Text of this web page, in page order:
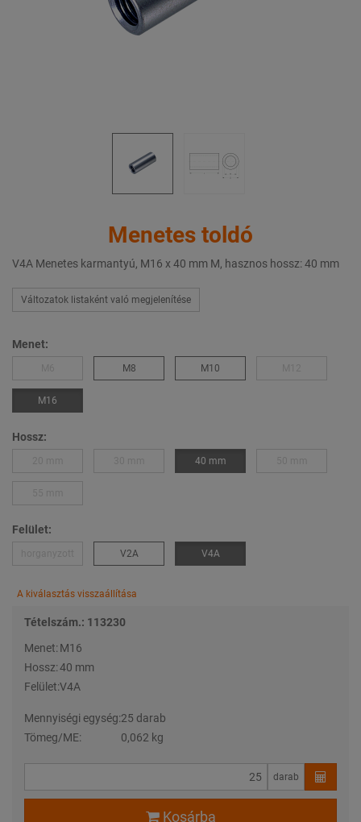
Menetes toldó
V4A Menetes karmantyú, M16 x 40 mm M, hasznos hossz: 40 mm
Változatok listaként való megjelenítése
Menet:
M8 M10
M16
Hossz:
40 mm
Felület:
V2A V4A
A kiválasztás visszaállítása
Tételszám.: 113230
Menet: M16
Hossz:40 mm
Felület:V4A
Mennyiségi egység:25 darab
Tömeg/ME:
0,062 kg
darab
Kosárba